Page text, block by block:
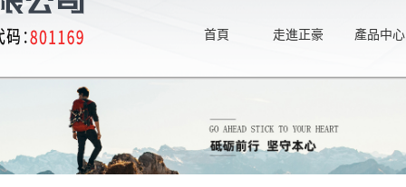
首頁 走進正豪 產品中心